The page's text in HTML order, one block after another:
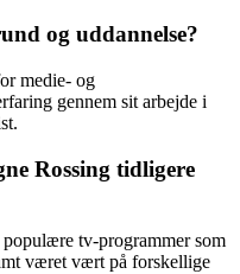
og uddannelse?
medie- og
gennem sit arbejde i
Rossing tidligere
tv-programmer som
været vært på forskellige